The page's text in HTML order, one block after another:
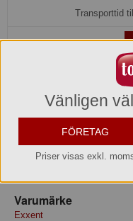
Transporttid
Produktinformation
Mått: Ø 31 cm H 23 cm
Varumärke
Exxent
Vänligen
FÖRETAG
Priser visas exkl.